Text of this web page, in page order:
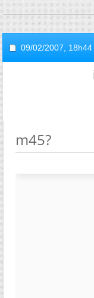
09/02/2007, 18h44
m45?